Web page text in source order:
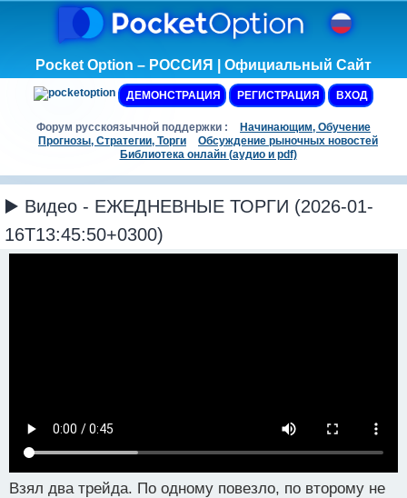
Pocket Option – РОССИЯ | Официальный Сайт
ДЕМОНСТРАЦИЯ РЕГИСТРАЦИЯ ВХОД
Форум русскоязычной поддержки :
Начинающим, Обучение
Прогнозы, Стратегии, Торги
Обсуждение рыночных новостей
Библиотека онлайн (аудио и pdf)
▶️ Видео - ЕЖЕДНЕВНЫЕ ТОРГИ (2026-01-
16T13:45:50+0300)
Взял два трейда. По одному повезло, по второму не